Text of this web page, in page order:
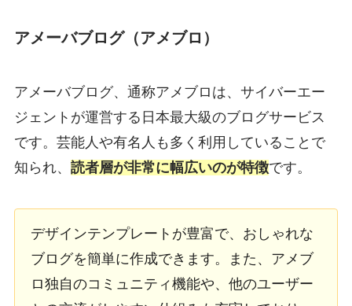
アメーバブログ（アメブロ）
アメーバブログ、通称アメブロは、サイバーエー
ジェントが運営する日本最大級のブログサービス
です。芸能人や有名人も多く利用していることで
知られ、 読者層が非常に幅広いのが特徴です。
デザインテンプレートが豊富で、おしゃれな
ブログを簡単に作成できます。また、アメブ
ロ独自のコミュニティ機能や、他のユーザー